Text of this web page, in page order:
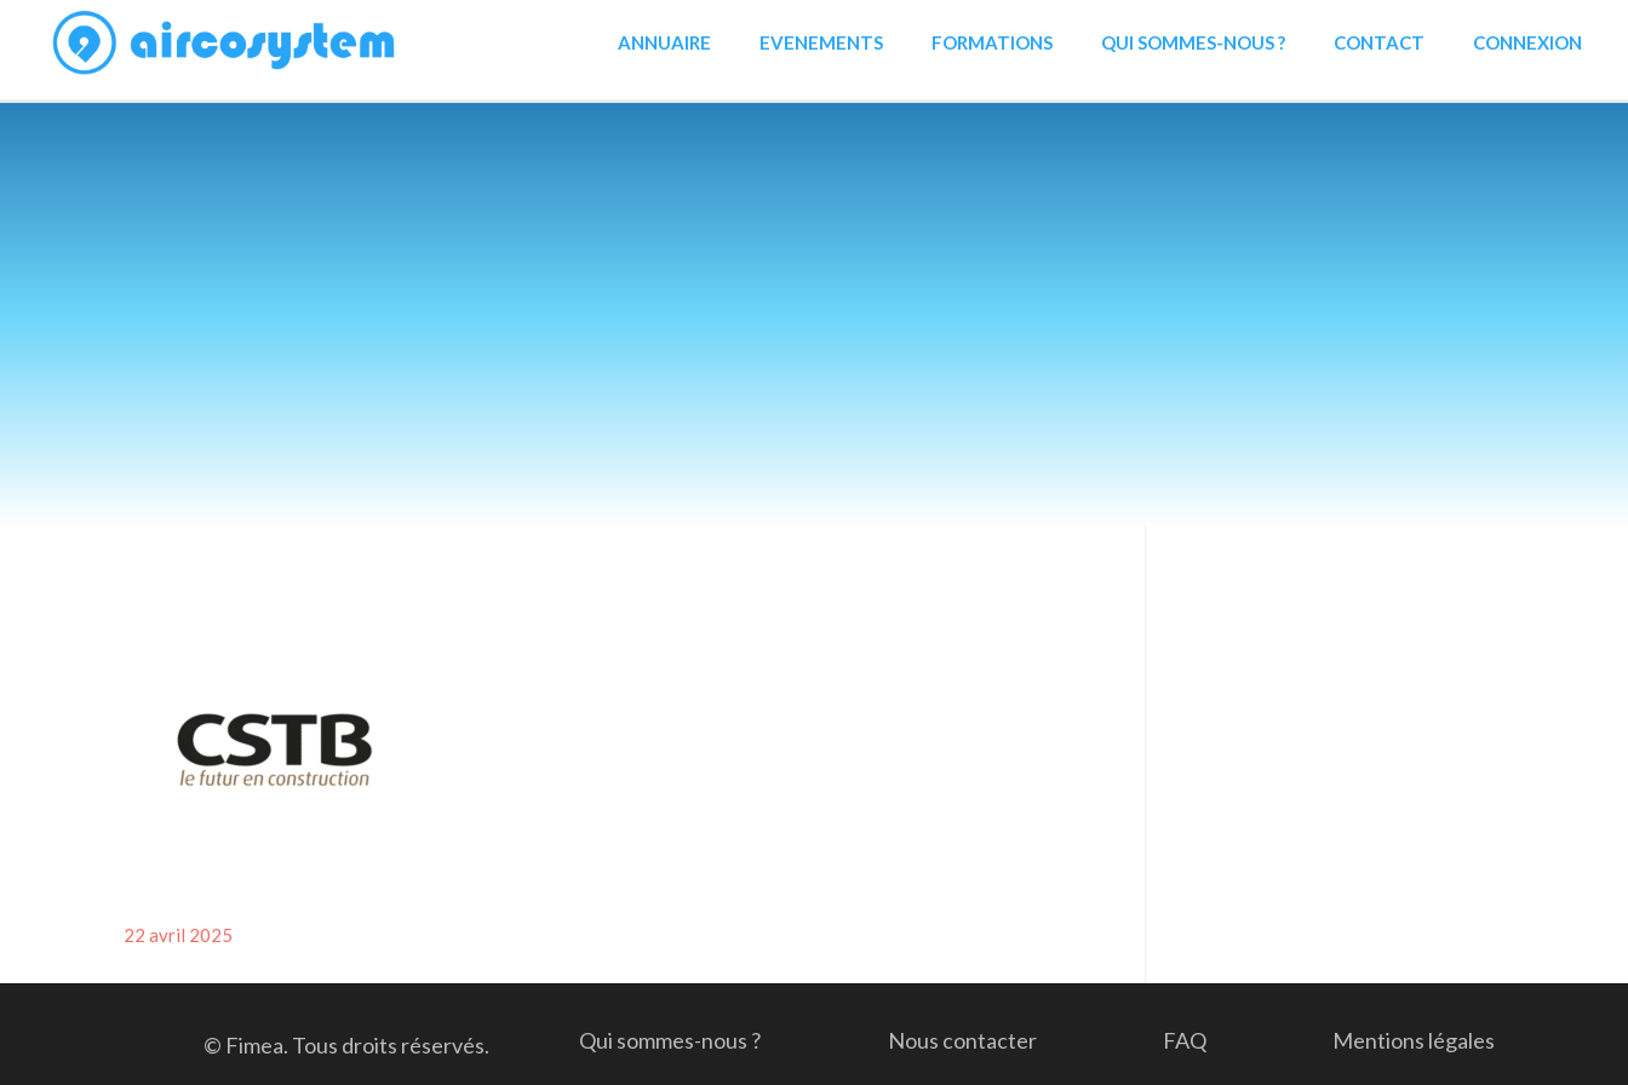
ANNUAIRE EVENEMENTS FORMATIONS QUI SOMMES-NOUS ? CONTACT CONNEXION
Posted
22 avril 2025
© Fimea. Tous droits réservés. Qui sommes-nous ? Nous contacter FAQ Mentions légales